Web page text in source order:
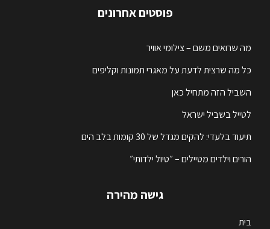
פוסטים אחרונים
מה שרואים משם – צילומי אוויר
כל מה שרצית לדעת על מאגרי תמונות וקליפים
השביל הזה מתחיל כאן
לטייל בשביל ישראל
תיעוד בלעדי: להקים מגדל של 30 קומות בלב הים
הורים וילדים מטיילים – ״טיול ילדותי״
גישה מהירה
בית